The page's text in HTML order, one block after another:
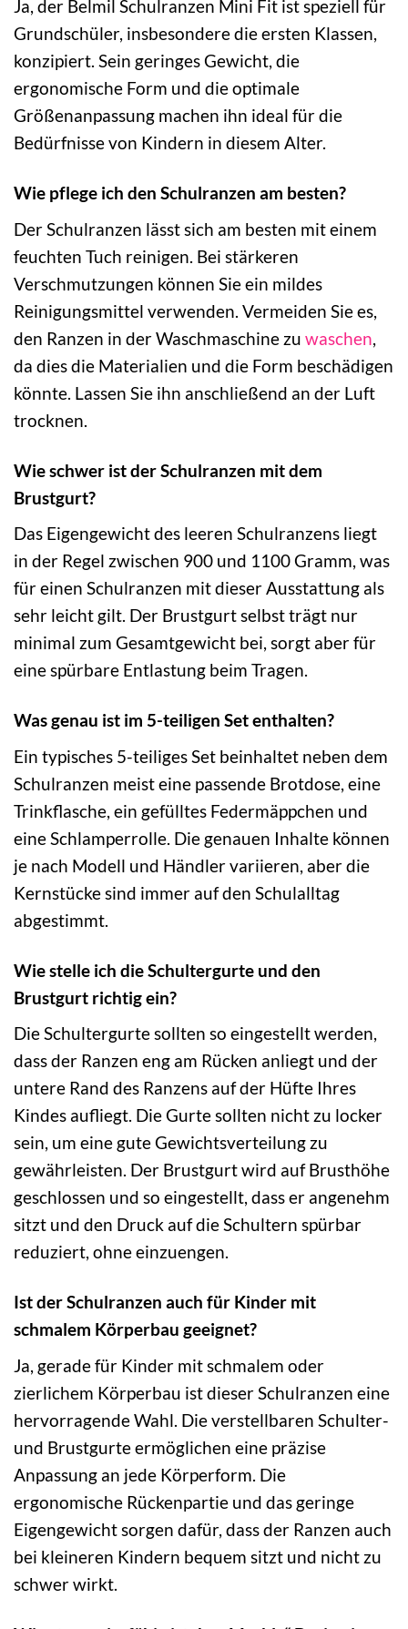
Ja, der Belmil Schulranzen Mini Fit ist speziell für
Grundschüler, insbesondere die ersten Klassen,
konzipiert. Sein geringes Gewicht, die
ergonomische Form und die optimale
Größenanpassung machen ihn ideal für die
Bedürfnisse von Kindern in diesem Alter.
Wie pflege ich den Schulranzen am besten?
Der Schulranzen lässt sich am besten mit einem
feuchten Tuch reinigen. Bei stärkeren
Verschmutzungen können Sie ein mildes
Reinigungsmittel verwenden. Vermeiden Sie es,
den Ranzen in der Waschmaschine zu waschen,
da dies die Materialien und die Form beschädigen
könnte. Lassen Sie ihn anschließend an der Luft
trocknen.
Wie schwer ist der Schulranzen mit dem
Brustgurt?
Das Eigengewicht des leeren Schulranzens liegt
in der Regel zwischen 900 und 1100 Gramm, was
für einen Schulranzen mit dieser Ausstattung als
sehr leicht gilt. Der Brustgurt selbst trägt nur
minimal zum Gesamtgewicht bei, sorgt aber für
eine spürbare Entlastung beim Tragen.
Was genau ist im 5-teiligen Set enthalten?
Ein typisches 5-teiliges Set beinhaltet neben dem
Schulranzen meist eine passende Brotdose, eine
Trinkflasche, ein gefülltes Federmäppchen und
eine Schlamperrolle. Die genauen Inhalte können
je nach Modell und Händler variieren, aber die
Kernstücke sind immer auf den Schulalltag
abgestimmt.
Wie stelle ich die Schultergurte und den
Brustgurt richtig ein?
Die Schultergurte sollten so eingestellt werden,
dass der Ranzen eng am Rücken anliegt und der
untere Rand des Ranzens auf der Hüfte Ihres
Kindes aufliegt. Die Gurte sollten nicht zu locker
sein, um eine gute Gewichtsverteilung zu
gewährleisten. Der Brustgurt wird auf Brusthöhe
geschlossen und so eingestellt, dass er angenehm
sitzt und den Druck auf die Schultern spürbar
reduziert, ohne einzuengen.
Ist der Schulranzen auch für Kinder mit
schmalem Körperbau geeignet?
Ja, gerade für Kinder mit schmalem oder
zierlichem Körperbau ist dieser Schulranzen eine
hervorragende Wahl. Die verstellbaren Schulter-
und Brustgurte ermöglichen eine präzise
Anpassung an jede Körperform. Die
ergonomische Rückenpartie und das geringe
Eigengewicht sorgen dafür, dass der Ranzen auch
bei kleineren Kindern bequem sitzt und nicht zu
schwer wirkt.